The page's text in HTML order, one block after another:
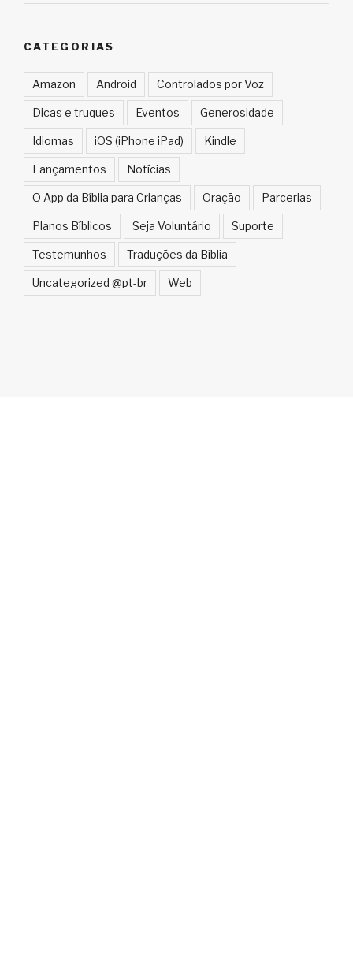
CATEGORIAS
Amazon Android Controlados por Voz
Dicas e truques Eventos Generosidade
Idiomas iOS (iPhone iPad) Kindle
Lançamentos Notícias
O App da Bíblia para Crianças Oração Parcerias
Planos Bíblicos Seja Voluntário Suporte
Testemunhos Traduções da Bíblia
Uncategorized @pt-br Web